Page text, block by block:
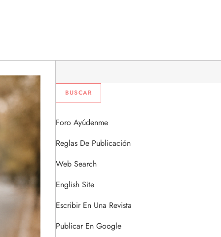
Foro Ayúdenme
Reglas De Publicación
Web Search
English Site
Escribir En Una Revista
Publicar En Google